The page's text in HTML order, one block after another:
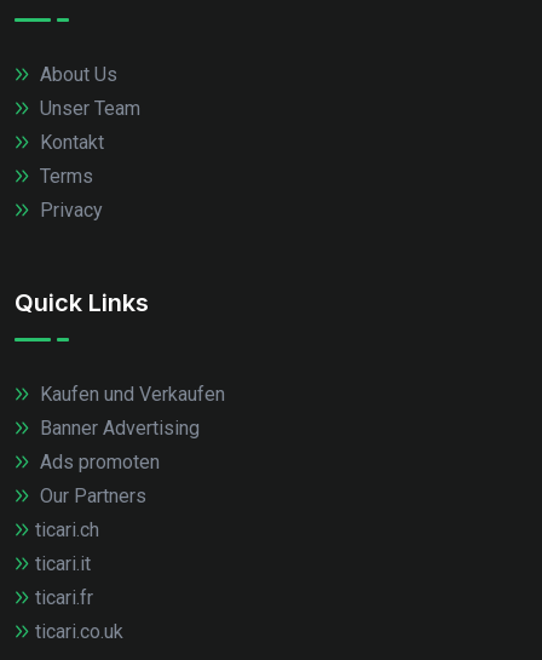
About Us
Unser Team
Kontakt
Terms
Privacy
Quick Links
Kaufen und Verkaufen
Banner Advertising
Ads promoten
Our Partners
ticari.ch
ticari.it
ticari.fr
ticari.co.uk